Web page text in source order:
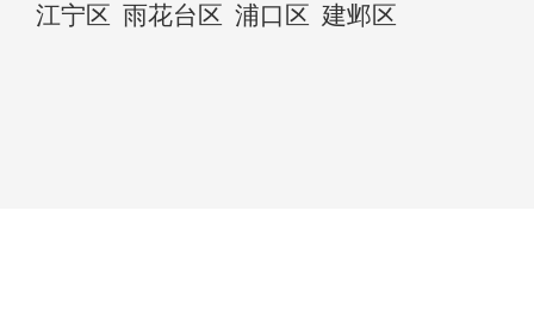
江宁区 雨花台区 浦口区 建邺区